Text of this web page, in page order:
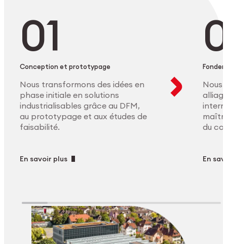
Conception et prototypage
Nous transformons des idées en
phase initiale en solutions
industrialisables grâce au DFM,
au prototypage et aux études de
faisabilité.
En savoir plus
Nous
du
En